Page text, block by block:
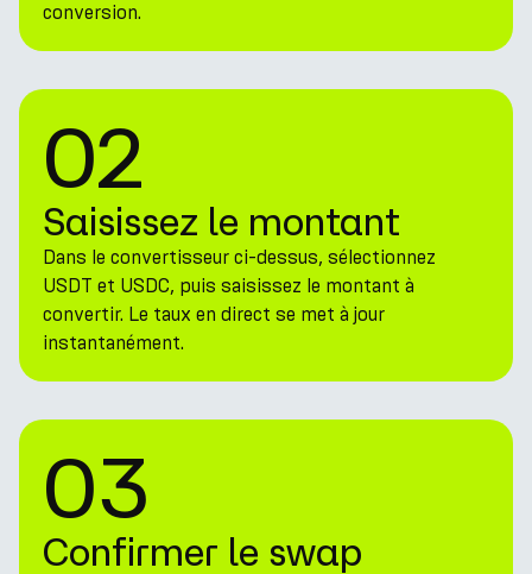
conversion.
02
Saisissez le montant
Dans le convertisseur ci-dessus, sélectionnez
USDT et USDC, puis saisissez le montant à
convertir. Le taux en direct se met à jour
instantanément.
03
Confirmer le swap